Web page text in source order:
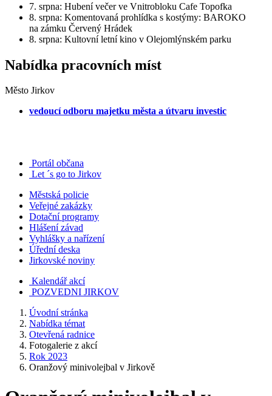
7. srpna: Hubení večer ve Vnitrobloku Cafe Topofka
8. srpna: Komentovaná prohlídka s kostýmy: BAROKO
na zámku Červený Hrádek
8. srpna: Kultovní letní kino v Olejomlýnském parku
Nabídka pracovních míst
Město Jirkov
vedoucí odboru majetku města a útvaru investic
Portál občana
Let ´s go to Jirkov
Městská policie
Veřejné zakázky
Dotační programy
Hlášení závad
Vyhlášky a nařízení
Úřední deska
Jirkovské noviny
Kalendář akcí
POZVEDNI JIRKOV
Úvodní stránka
Nabídka témat
Otevřená radnice
Fotogalerie z akcí
Rok 2023
Oranžový minivolejbal v Jirkově